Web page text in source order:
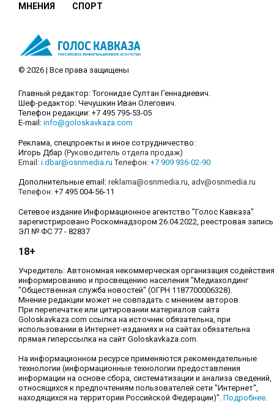
МНЕНИЯ СПОРТ
© 2026 | Все права защищены
Главный редактор: Тогонидзе Султан Геннадиевич.
Шеф-редактор: Чечушкин Иван Олегович.
Телефон редакции: +7 495 795-53-05
E-mail: info@goloskavkaza.com
Реклама, спецпроекты и иное сотрудничество:
Игорь Дбар (Руководитель отдела продаж)
Email: i.dbar@osnmedia.ru Телефон: +7 909 936-02-90
Дополнительные email: reklama@osnmedia.ru adv@osnmedia.ru
Телефон: +7 495 004-56-11
Сетевое издание Информационное агентство "Голос Кавказа"
зарегистрировано Роскомнадзором 26.04.2022, реестровая запись
ЭЛ № ФС 77 - 82837
18+
Учредитель: Автономная некоммерческая организация содействия
информированию и просвещению населения "Медиахолдинг
"Общественная служба новостей" (ОГРН 1187700006328).
Мнение редакции может не совпадать с мнением авторов.
При перепечатке или цитировании материалов сайта
Goloskavkaza.com ссылка на источник обязательна, при
использовании в Интернет-изданиях и на сайтах обязательна
прямая гиперссылка на сайт Goloskavkaza.com.
На информационном ресурсе применяются рекомендательные
технологии (информационные технологии предоставления
информации на основе сбора, систематизации и анализа сведений,
относящихся к предпочтениям пользователей сети "Интернет",
находящихся на территории Российской Федерации)". Подробнее